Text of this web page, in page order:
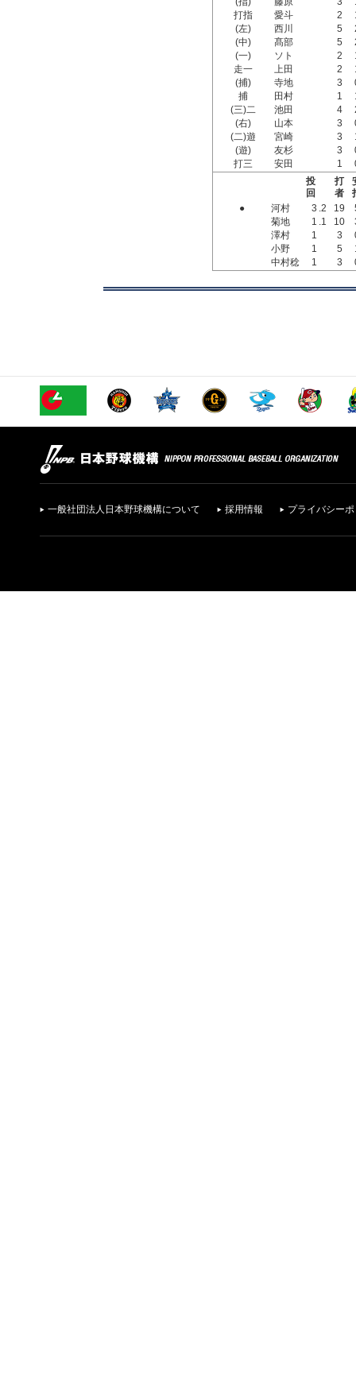
打指
愛斗 2
(左)
西川 5
(中)
髙部 5
(一)
ソト 2
走一
上田 2
(捕)
寺地 3
捕
田村 1
(三)二
池田 4
(右)
山本 3
(二)遊
宮崎 3
(遊)
友杉 3
打三
安田 1
投
回
打
者
●
河村 3 .2 19
菊地
1 .1 10
澤村
1 3
小野
1 5
中村稔
1 3
一般社団法人日本野球機構について 採用情報 プライバシー